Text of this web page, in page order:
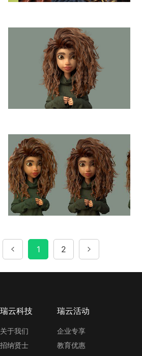
1 2
瑞云科技
关于我们
招纳贤士
瑞云活动
企业专享
教育优惠